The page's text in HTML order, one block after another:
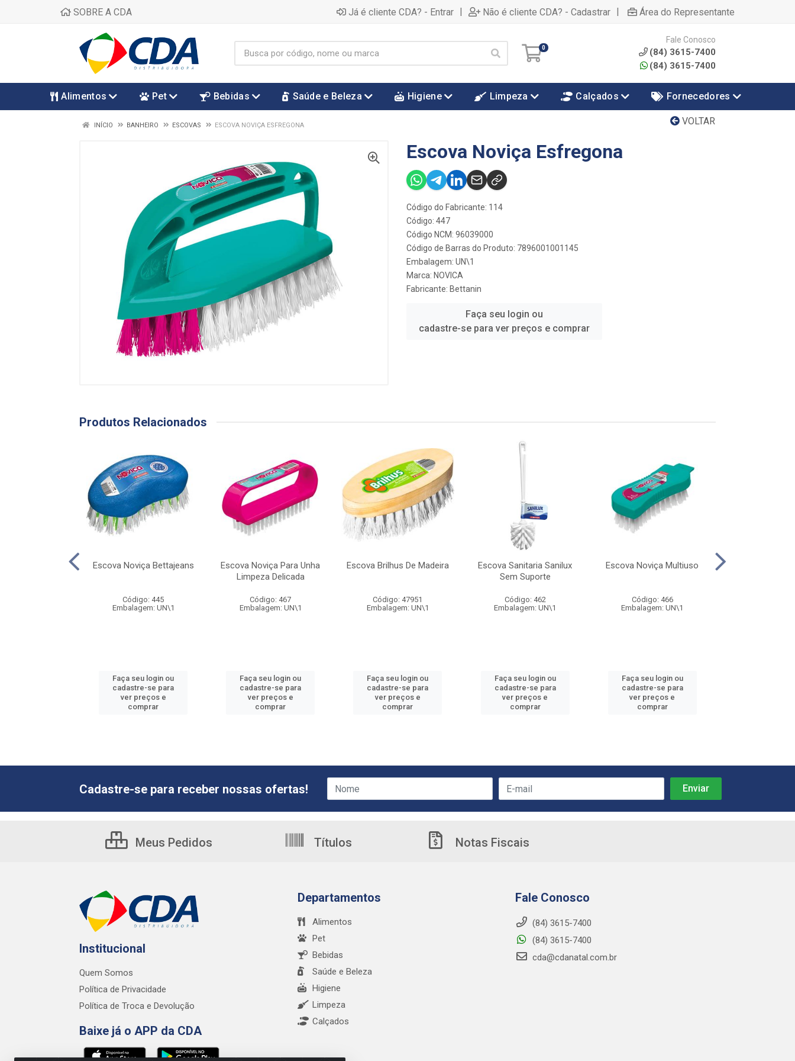
SOBRE A CDA Já é cliente CDA? - Entrar | Não é cliente CDA? - Cadastrar | Área do Representante
0
Fale Conosco
(84) 3615-7400
(84) 3615-7400
Alimentos Pet Bebidas Saúde e Beleza Higiene Limpeza Calçados Fornecedores
VOLTAR
INÍCIO BANHEIRO ESCOVAS ESCOVA NOVIÇA ESFREGONA
Escova Noviça Esfregona
Código do Fabricante: 114
Código: 447
Código NCM: 96039000
Código de Barras do Produto: 7896001001145
Embalagem: UN\1
Marca: NOVICA
Fabricante: Bettanin
Faça seu login ou
cadastre-se para ver preços e comprar
Produtos Relacionados
Escova Noviça Bettajeans
Código: 445
Embalagem: UN\1
Faça seu login ou
cadastre-se para
ver preços e
comprar
Escova Noviça Para Unha
Limpeza Delicada
Código: 467
Embalagem: UN\1
Faça seu login ou
cadastre-se para
ver preços e
comprar
Escova Brilhus De Madeira
Código: 47951
Embalagem: UN\1
Faça seu login ou
cadastre-se para
ver preços e
comprar
Escova Sanitaria Sanilux
Sem Suporte
Código: 462
Embalagem: UN\1
Faça seu login ou
cadastre-se para
ver preços e
comprar
Escova Noviça Multiuso
Código: 466
Embalagem: UN\1
Faça seu login ou
cadastre-se para
ver preços e
comprar
Cadastre-se para receber nossas ofertas!
Meus Pedidos Títulos Notas Fiscais
Institucional
Quem Somos
Política de Privacidade
Política de Troca e Devolução
Baixe já o APP da CDA
Departamentos
Alimentos
Pet
Bebidas
Saúde e Beleza
Higiene
Limpeza
Calçados
Fale Conosco
(84) 3615-7400
(84) 3615-7400
cda@cdanatal.com.br